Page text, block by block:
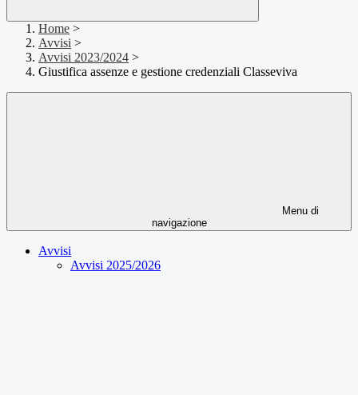
Home >
Avvisi >
Avvisi 2023/2024 >
Giustifica assenze e gestione credenziali Classeviva
Menu di
navigazione
Avvisi
Avvisi 2025/2026